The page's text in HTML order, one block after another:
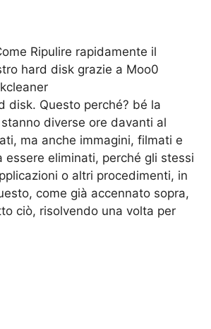
disk. Questo perché? bé la
diverse ore davanti al
ma anche immagini, filmati e
eliminati, perché gli stessi
o altri procedimenti, in
come già accennato sopra,
ciò, risolvendo una volta per